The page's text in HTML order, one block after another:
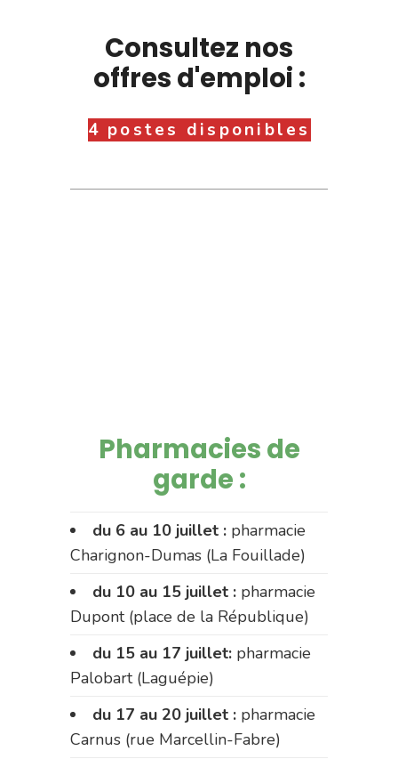
Consultez nos
offres d'emploi :
4 postes disponibles
Pharmacies de
garde :
du 6 au 10 juillet : pharmacie
Charignon-Dumas (La Fouillade)
du 10 au 15 juillet : pharmacie
Dupont (place de la République)
du 15 au 17 juillet: pharmacie
Palobart (Laguépie)
du 17 au 20 juillet : pharmacie
Carnus (rue Marcellin-Fabre)